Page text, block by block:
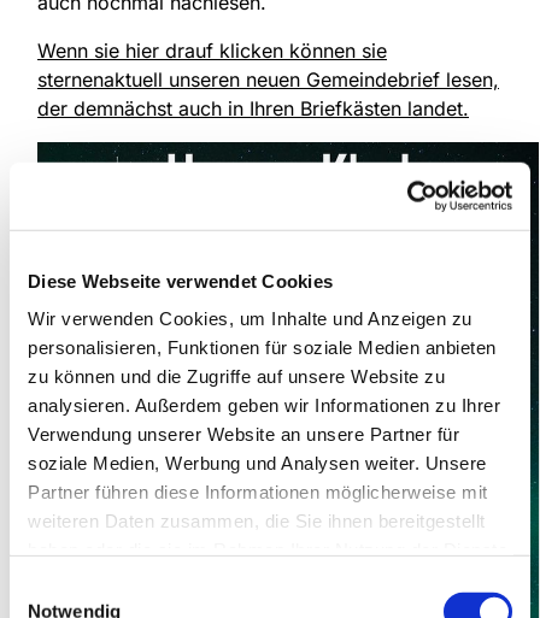
Diese Webseite verwendet Cookies
Wir verwenden Cookies, um Inhalte und Anzeigen zu
personalisieren, Funktionen für soziale Medien anbieten
zu können und die Zugriffe auf unsere Website zu
analysieren. Außerdem geben wir Informationen zu Ihrer
Verwendung unserer Website an unsere Partner für
soziale Medien, Werbung und Analysen weiter. Unsere
Partner führen diese Informationen möglicherweise mit
weiteren Daten zusammen, die Sie ihnen bereitgestellt
Notwendig
Wenn sie hier drauf klicken können sie
sternenaktuell unseren neuen Gemeindebrief lesen,
der demnächst auch in Ihren Briefkästen landet.